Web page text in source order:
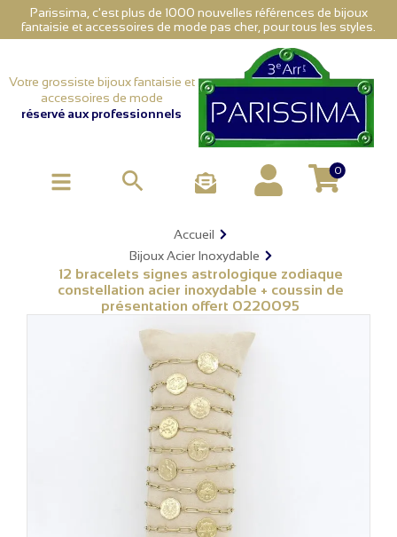
Parissima, c'est plus de 1000 nouvelles références de bijoux
fantaisie et accessoires de mode pas cher, pour tous les styles.
Votre grossiste bijoux fantaisie et
accessoires de mode
réservé aux professionnels
 0
Accueil
Bijoux Acier Inoxydable
12 bracelets signes astrologique zodiaque
constellation acier inoxydable + coussin de
présentation offert 0220095